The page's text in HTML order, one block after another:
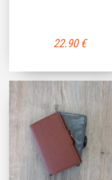
22.90€